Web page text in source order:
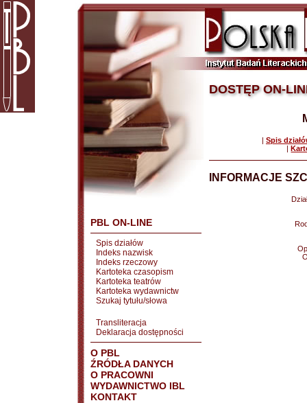
PBL ON-LINE
Spis działów
Indeks nazwisk
Indeks rzeczowy
Kartoteka czasopism
Kartoteka teatrów
Kartoteka wydawnictw
Szukaj tytułu/słowa
Transliteracja
Deklaracja dostępności
O PBL
ŹRÓDŁA DANYCH
O PRACOWNI
WYDAWNICTWO IBL
KONTAKT
DOSTĘP ON-
| Spis
|
INFORMACJE